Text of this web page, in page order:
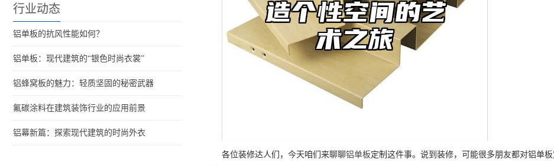
行业动态
铝单板的抗风性能如何？
铝单板：现代建筑的“银色时尚衣裳”
铝蜂窝板的魅力：轻质坚固的秘密武器
氟碳涂料在建筑装饰行业的应用前景
铝幕新篇：探索现代建筑的时尚外衣
各位装修达人们，今天咱们来聊聊铝单板定制这件事。说到装修，可能很多朋友都对铝单